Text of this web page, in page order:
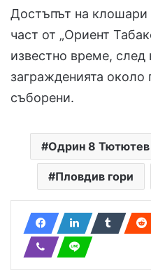
Достъпът на клошари
част от „Ориент
известно време, след
загражденията около
съборени.
Одрин 8 Тютютев
Пловдив гори